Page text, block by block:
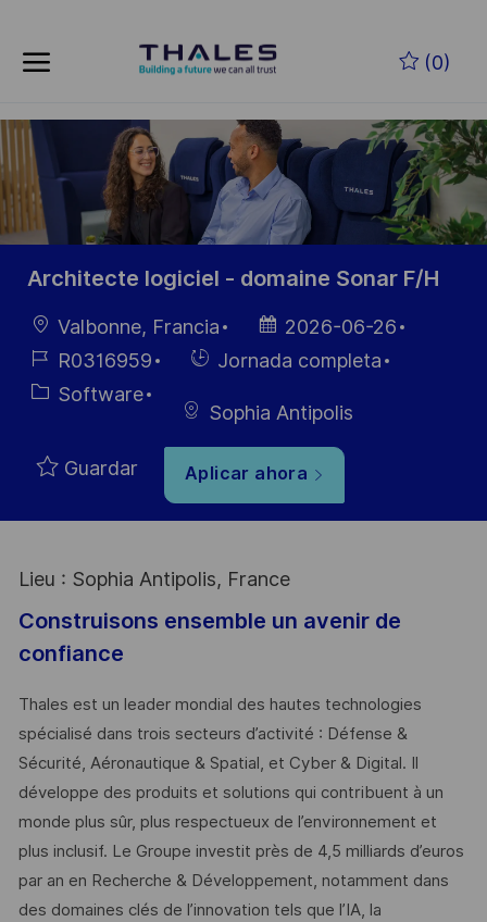
(0)
-
Architecte logiciel - domaine Sonar F/H
Ubicación
Valbonne, Francia
Fecha de
publicación
2026-06-26
ID de
empleo
R0316959
HiringJornada completa
Categoría
Software
Sophia Antipolis
Guardar Aplicar ahora
Lieu : Sophia Antipolis, France
Construisons ensemble un avenir de
confiance
Thales est un leader mondial des hautes technologies
spécialisé dans trois secteurs d’activité : Défense &
Sécurité, Aéronautique & Spatial, et Cyber & Digital. Il
développe des produits et solutions qui contribuent à un
monde plus sûr, plus respectueux de l’environnement et
plus inclusif. Le Groupe investit près de 4,5 milliards d’euros
par an en Recherche & Développement, notamment dans
des domaines clés de l’innovation tels que l’IA, la